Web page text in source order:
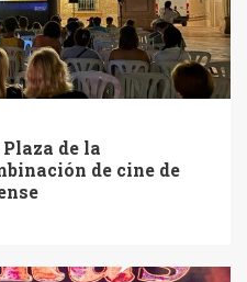
Plaza de la
de cine de